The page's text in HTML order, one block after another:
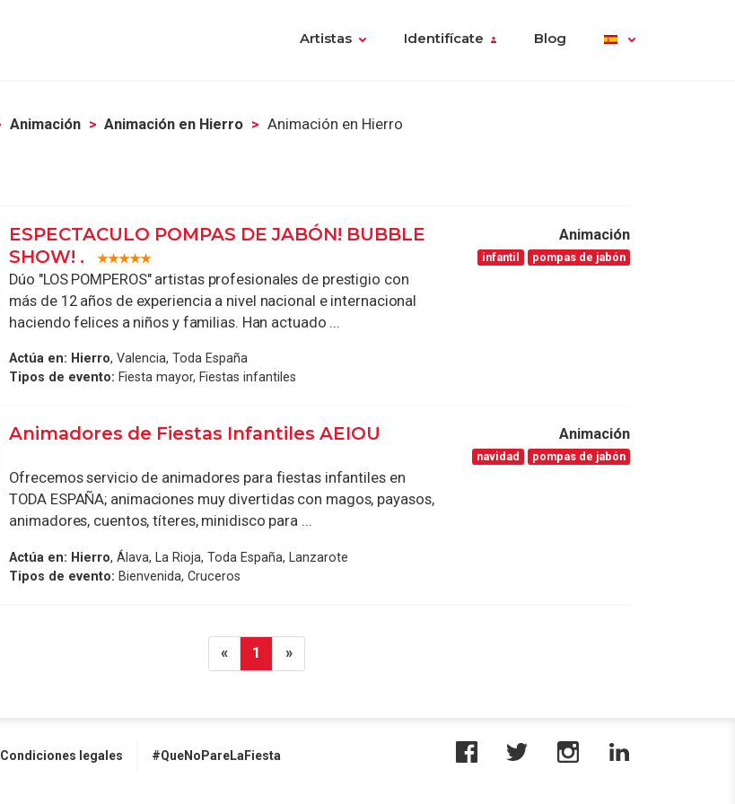
Artistas Identifícate Blog
Animación Animación en Hierro Animación en Hierro
ESPECTACULO POMPAS DE JABÓN! BUBBLE
SHOW! .
Dúo "LOS POMPEROS" artistas profesionales de prestigio con
más de 12 años de experiencia a nivel nacional e internacional
haciendo felices a niños y familias. Han actuado ...
Actúa en: Hierro, Valencia, Toda España
Tipos de evento: Fiesta mayor, Fiestas infantiles
Animación
infantil pompas de jabón
Animadores de Fiestas Infantiles AEIOU
Ofrecemos servicio de animadores para fiestas infantiles en
TODA ESPAÑA; animaciones muy divertidas con magos, payasos,
animadores, cuentos, títeres, minidisco para ...
Actúa en: Hierro, Álava, La Rioja, Toda España, Lanzarote
Tipos de evento: Bienvenida, Cruceros
Animación
navidad pompas de jabón
« 1 »
Condiciones legales #QueNoPareLaFiesta